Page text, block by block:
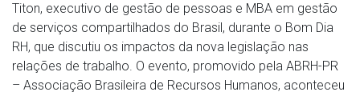
Titon, executivo de gestão de pessoas e MBA em gestão
de serviços compartilhados do Brasil, durante o Bom Dia
RH, que discutiu os impactos da nova legislação nas
relações de trabalho. O evento, promovido pela ABRH-PR
– Associação Brasileira de Recursos Humanos, aconteceu